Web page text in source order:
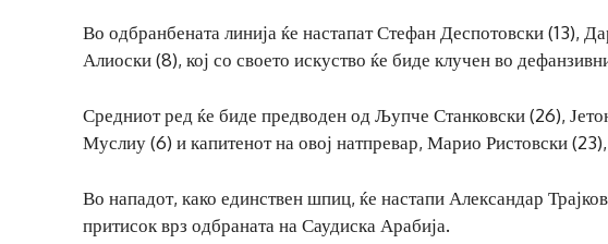
Во одбранбената линија ќе настапат Стефан Деспотовски (13),
Алиоски (8), кој со своето искуство ќе биде клучен во
Средниот ред ќе биде предводен од Љупче Станковски (26),
Муслиу (6) и капитенот на овој натпревар, Марио Ристовски (23),
Во нападот, како единствен шпиц, ќе настапи Александар
притисок врз одбраната на Саудиска Арабија.